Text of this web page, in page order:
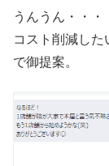
うんうん・・・
コスト削減し
で御提案。